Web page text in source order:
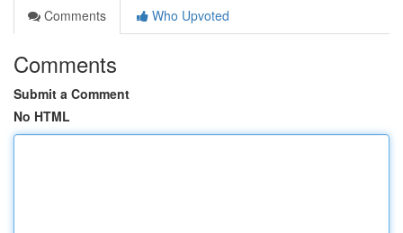
Comments
Who Upvoted
Comments
Submit a Comment
No HTML